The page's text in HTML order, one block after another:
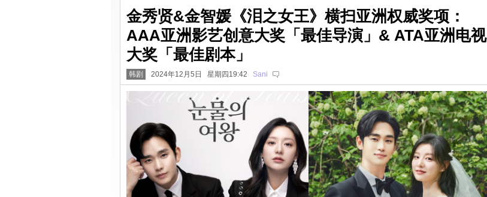
金秀贤&金智媛《泪之女王》横扫亚洲权威奖项：
AAA亚洲影艺创意大奖「最佳导演」& ATA亚洲电视
大奖「最佳剧本」
韩剧 2024年12月5日 星期四19:42 Sani